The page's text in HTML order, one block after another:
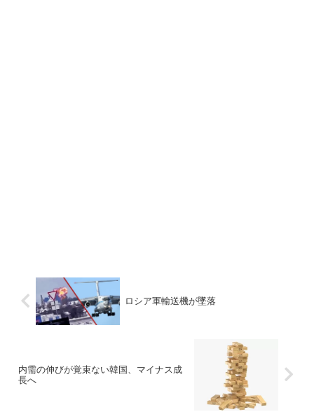
ロシア軍輸送機が墜落
内需の伸びが覚束ない韓国、マイナス成
長へ